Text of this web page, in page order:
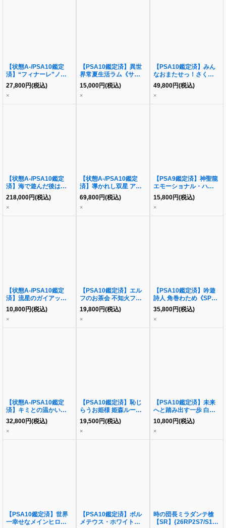
【状態A-/PSA10鑑定
済】“フィナーレ”ノワー
ル《SSP》{NIK/S117-
032SSP}
27,800円(税込)
×
【PSA10鑑定済】異世
界常夏生活ラム《サイ
ン》{RZ/S55-027SP}
15,000円(税込)
×
【PSA10鑑定済】みん
なおまたせっ！さくらみ
こ(HOL/W91-T013SP)
《-》{HOL/W91-
T013SP)}
49,800円(税込)
×
【状態A-/PSA10鑑定
済】海で遊んだ後は…
宝鐘マリン《SSP》
{HOL/W104-081SSP
SSP}
218,000円(税込)
×
【状態A-/PSA10鑑定
済】導かれし双星 アク
ア&ルビー SEC+
[OSK/S121-030EX](ブ
ースターパック「【推し
の子】Vol.2」)《-》
69,800円(税込)
×
【PSA9鑑定済】神聖龍
エモーショナル・ハード
コア《SR》
{RP22SP4/SP6}
15,800円(税込)
×
【状態A-/PSA10鑑定
済】流星のガイアッシ
ュ・カイザー《SR》
{4/5}
10,800円(税込)
×
【PSA10鑑定済】エル
フのお茶会 不知火フレ
ア《SSP》{HOL/W104-
013SSP}
19,800円(税込)
×
【PSA10鑑定済】吟遊
詩人 角巻わため《SP》
{HOL/W91-T098SP}
35,800円(税込)
×
【状態A-/PSA10鑑定
済】キミとの温かい時間
角巻わため《SSP》
{HOL/W104-009SSP}
32,800円(税込)
×
【PSA10鑑定済】恥じ
らうお姫様 姫森ルーナ
《SSP》{HOL/W104-
049SSP}
19,500円(税込)
×
【PSA10鑑定済】未来
へと踏み出す一歩 白上
フブキ《SP》
{HOL/W104-055SP}
10,800円(税込)
×
【PSA10鑑定済】世界
一幸せなメインヒロイン
【PSA10鑑定済】ボル
メテウス・ホワイト・ド
時の団長ミラダンテ槍
【SR】{26RP2S7/S11}